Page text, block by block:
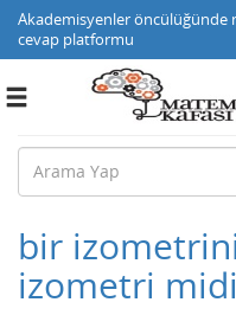
Akademisyenler
cevap platformu
Toggle
bir
izometri